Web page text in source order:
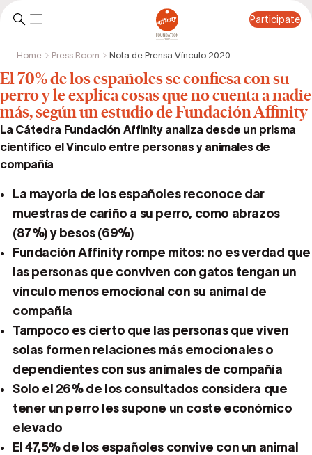
Participate
Home Press Room Nota de Prensa Vínculo 2020
El 70% de los españoles se confiesa con su
perro y le explica cosas que no cuenta a nadie
más, según un estudio de Fundación Affinity
La Cátedra Fundación Affinity analiza desde un prisma
científico el Vínculo entre personas y animales de
compañía
La mayoría de los españoles reconoce dar
muestras de cariño a su perro, como abrazos
(87%) y besos (69%)
Fundación Affinity rompe mitos: no es verdad que
las personas que conviven con gatos tengan un
vínculo menos emocional con su animal de
compañía
Tampoco es cierto que las personas que viven
solas formen relaciones más emocionales o
dependientes con sus animales de compañía
Solo el 26% de los consultados considera que
tener un perro les supone un coste económico
elevado
El 47,5% de los españoles convive con un animal